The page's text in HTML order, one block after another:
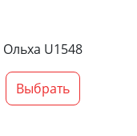
Ольха U1548
Выбрать